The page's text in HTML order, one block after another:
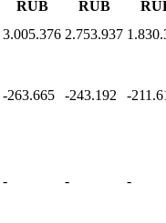
RUB
RUB
3.005.376 2.753.937
-263.665 -243.192 -
- - -